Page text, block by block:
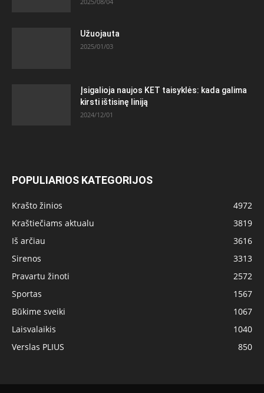
Užuojauta
2025/01/03
Įsigalioja naujos KET taisyklės: kada galima
kirsti ištisinę liniją
2024/12/01
POPULIARIOS KATEGORIJOS
Krašto žinios
4972
Kraštiečiams aktualu
3819
Iš arčiau
3616
Sirenos
3313
Pravartu žinoti
2572
Sportas
1567
Būkime sveiki
1067
Laisvalaikis
1040
Verslas PLIUS
850